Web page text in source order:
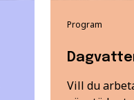
Program
Vill du